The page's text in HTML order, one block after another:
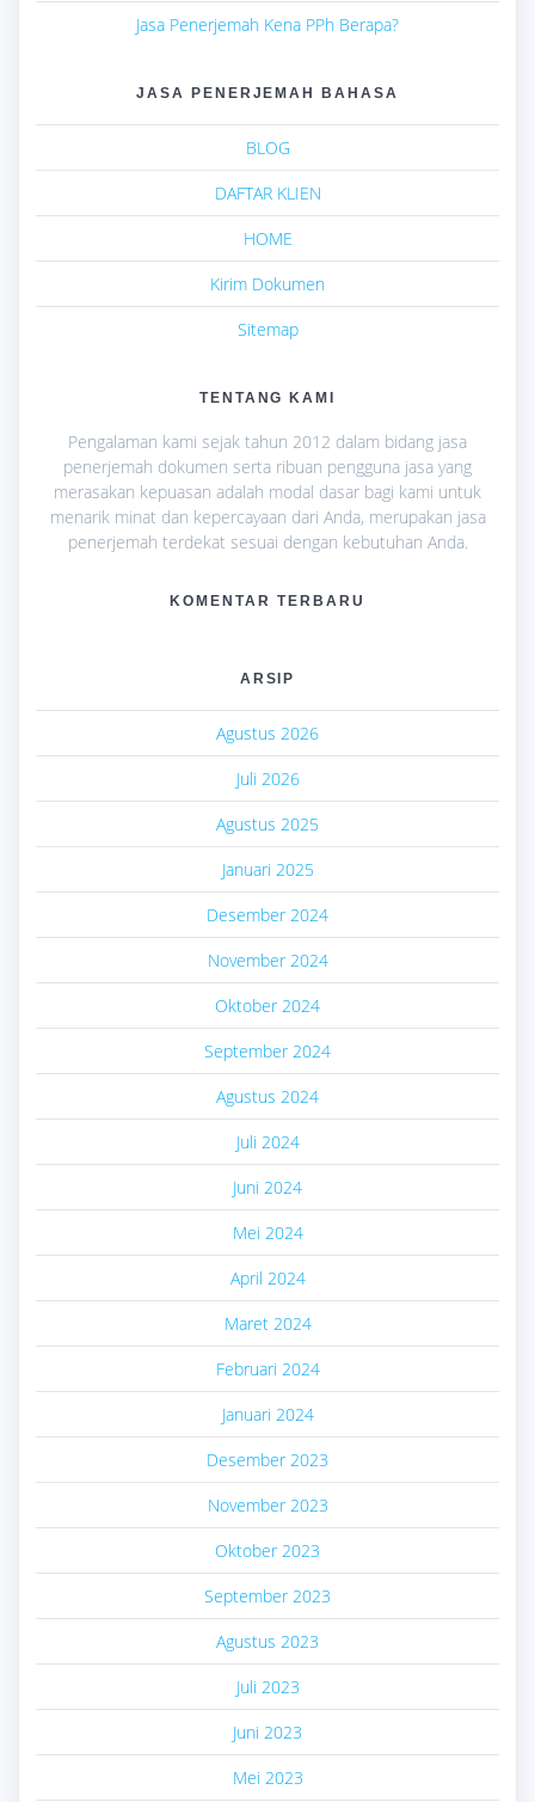
Jasa Penerjemah Kena PPh Berapa?
JASA PENERJEMAH BAHASA
BLOG
DAFTAR KLIEN
HOME
Kirim Dokumen
Sitemap
TENTANG KAMI
Pengalaman kami sejak tahun 2012 dalam bidang jasa
penerjemah dokumen serta ribuan pengguna jasa yang
merasakan kepuasan adalah modal dasar bagi kami untuk
menarik minat dan kepercayaan dari Anda, merupakan jasa
penerjemah terdekat sesuai dengan kebutuhan Anda.
KOMENTAR TERBARU
ARSIP
Agustus 2026
Juli 2026
Agustus 2025
Januari 2025
Desember 2024
November 2024
Oktober 2024
September 2024
Agustus 2024
Juli 2024
Juni 2024
Mei 2024
April 2024
Maret 2024
Februari 2024
Januari 2024
Desember 2023
November 2023
Oktober 2023
September 2023
Agustus 2023
Juli 2023
Juni 2023
Mei 2023